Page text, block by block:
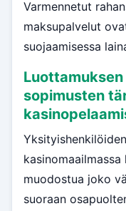
Varmennetut
maksupalvelut
suojaamisessa
sopimusten
muodostua joko
suoraan